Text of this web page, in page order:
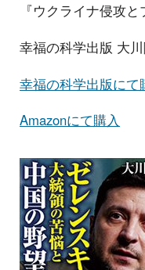
『ウクライナ侵攻
幸福の科学出版 大
幸福の科学出版にて
Amazonにて購入